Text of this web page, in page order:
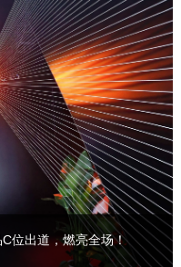
位出道，燃亮全场！